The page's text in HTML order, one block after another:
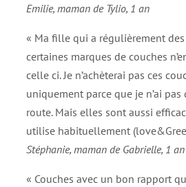
Emilie, maman de Tylio, 1 an
« Ma fille qui a régulièrement
certaines marques de couches
celle ci. Je n’achèterai pas ces
uniquement parce que je n’ai pas
route. Mais elles sont aussi
utilise habituellement
Stéphanie, maman de Gabrielle, 1 an
« Couches avec un bon rapport